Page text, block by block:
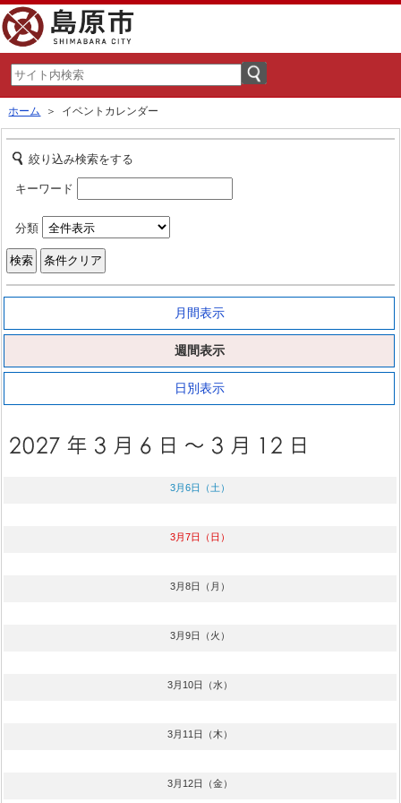
ホーム ＞ イベントカレンダー
絞り込み検索をする
キーワード
分類
月間表示
週間表示
日別表示
3月6日（土）
3月7日（日）
3月8日（月）
3月9日（火）
3月10日（水）
3月11日（木）
3月12日（金）